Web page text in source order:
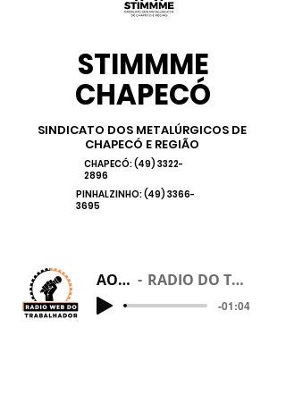
STIMMME
CHAPECÓ
SINDICATO DOS METALÚRGICOS DE
CHAPECÓ E REGIÃO
CHAPECÓ:(49) 3322-
2896
PINHALZINHO:(49) 3366-
3695
AO VIVO RADIO DO TRABALHADOR
-01:04